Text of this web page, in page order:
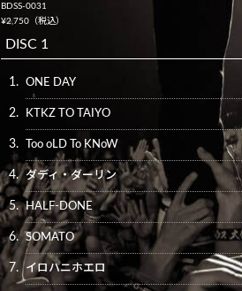
BDSS-0031
¥2,750（税込）
DISC 1
1. ONE DAY
2. KTKZ TO TAIYO
3. Too oLD To KNoW
4. ダディ・ダーリン
5. HALF-DONE
6. SOMATO
7. イロハニホエロ